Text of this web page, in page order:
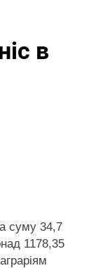
в
суму 34,7
1178,35